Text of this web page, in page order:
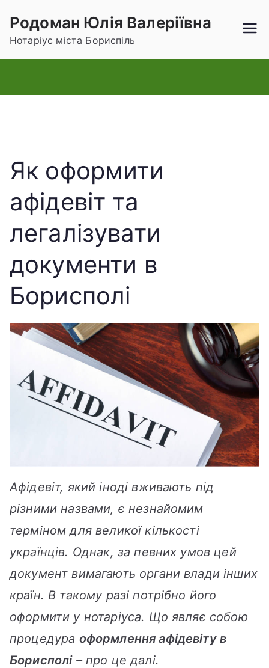
Родоман Юлія Валеріївна
Нотаріус міста Бориспіль
Як оформити
афідевіт та
легалізувати
документи в
Борисполі
Афідевіт, який іноді вживають під
різними назвами, є незнайомим
терміном для великої кількості
українців. Однак, за певних умов цей
документ вимагають органи влади інших
країн. В такому разі потрібно його
оформити у нотаріуса. Що являє собою
процедура оформлення афідевіту в
Борисполі– про це далі.